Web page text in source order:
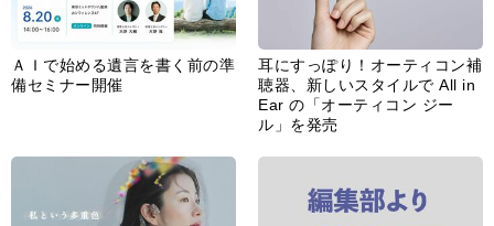
ＡＩで始める遺言を書く前の準
備セミナー開催
耳にすっぽり！オーティコン補
聴器、新しいスタイルで All in
Ear の「オーティコン ジー
ル」を発売